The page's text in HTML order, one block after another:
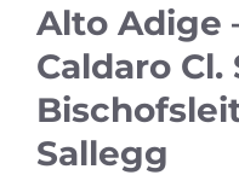
Alto Adige
Caldaro Cl.
Sallegg